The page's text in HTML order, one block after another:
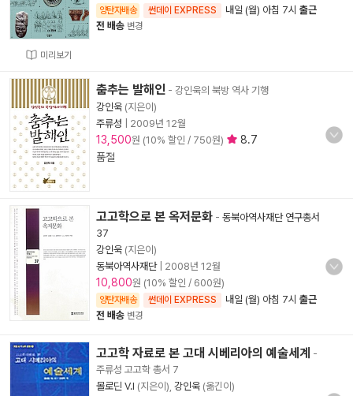
미리보기
양탄자배송 썬데이 EXPRESS 내일 (월) 아침 7시 출근
전 배송 변경
춤추는 발해인 - 강인욱의 북방 역사 기행
강인욱 (지은이)
주류성
2009년 12월
13,500원 (10% 할인 / 750원)
8.7
품절
고고학으로 본 옥저문화 - 동북아역사재단 연구총서
37
강인욱 (지은이)
동북아역사재단| 2008년 12월
10,800원 (10% 할인 / 600원)
양탄자배송 썬데이 EXPRESS 내일 (월) 아침 7시 출근
전 배송 변경
고고학 자료로 본 고대 시베리아의 예술세계 -
주류성 고고학 총서 7
몰로딘 V.I (지은이), 강인욱 (옮긴이)